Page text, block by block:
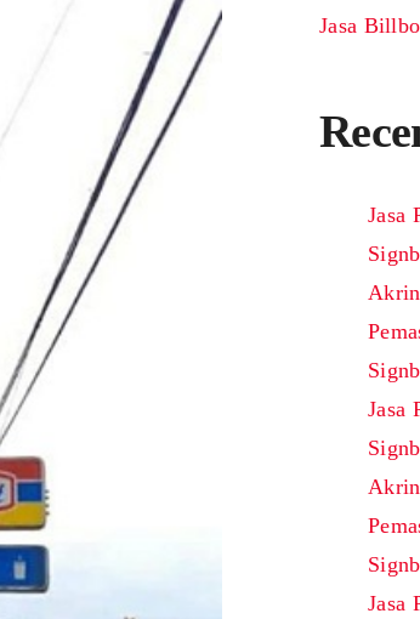
Jasa
Jasa
Jasa
Jasa